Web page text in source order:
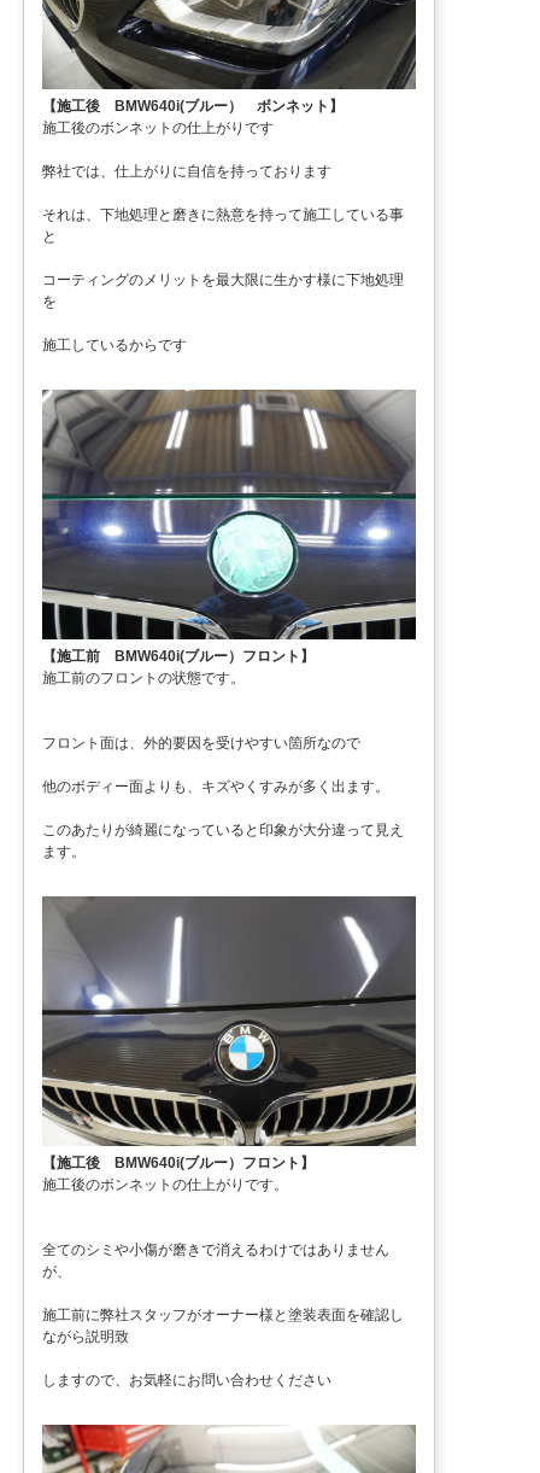
【施工後 BMW640i(ブルー） ボンネット】
施工後のボンネットの仕上がりです
弊社では、仕上がりに自信を持っております
それは、下地処理と磨きに熱意を持って施工している事
と
コーティングのメリットを最大限に生かす様に下地処理
を
施工しているからです
【施工前 BMW640i(ブルー）フロント】
施工前のフロントの状態です。
フロント面は、外的要因を受けやすい箇所なので
他のボディー面よりも、キズやくすみが多く出ます。
このあたりが綺麗になっていると印象が大分違って見え
ます。
【施工後 BMW640i(ブルー）フロント】
施工後のボンネットの仕上がりです。
全てのシミや小傷が磨きで消えるわけではありません
が、
施工前に弊社スタッフがオーナー様と塗装表面を確認し
ながら説明致
しますので、お気軽にお問い合わせください